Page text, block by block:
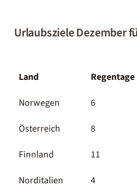
Urlaubsziele Dezember
Land Regentage
Norwegen
6
Österreich
8
Finnland
11
Norditalien
4